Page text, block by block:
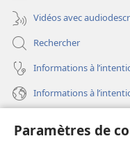
Paramètres de
Vidéos avec
Rechercher
Informations à
Informations à